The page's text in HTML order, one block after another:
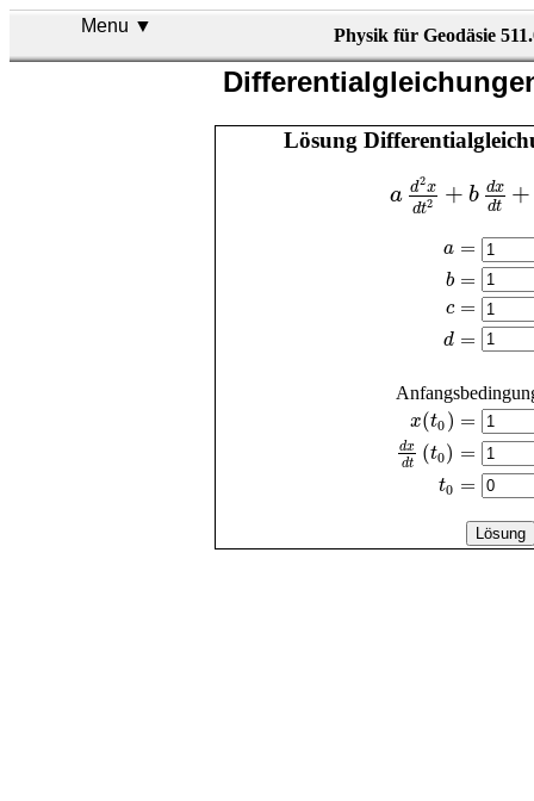
Menu ▼ Physik für Geodäsie
Lösung
a d2x
dt2 +b dx
dt +
a =
b =
c =
d =
x(t0) =
dx
dt (t0) =
t0 =